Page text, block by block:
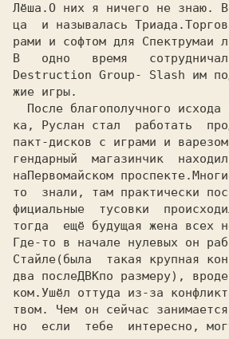
Лёша.
ца  и называлась Триада.
рами и софтом для Спектрума
В   одно   время
Destruction Group
жие игры.
ка, Руслан
пакт-дисков с играми и
гендарный  магазинчик
наПервомайском проспекте.
то  знали, там практически
фициальные  тусовки
тогда  ещё будущая жена всех
Где-то в начале нулевых он
Стайле(была  такая крупная
два послеДВК
ком.Ушёл оттуда из-за
твом. Чем он сейчас
но  если  тебе  интересно,